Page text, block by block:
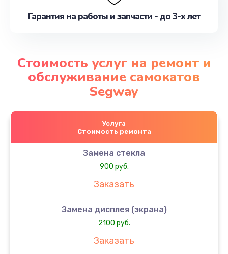
Гарантия на работы и запчасти - до 3-х лет
Стоимость услуг на ремонт и
обслуживание самокатов
Segway
Услуга
Стоимость ремонта
Замена стекла
900 руб.
Заказать
Замена дисплея (экрана)
2100 руб.
Заказать